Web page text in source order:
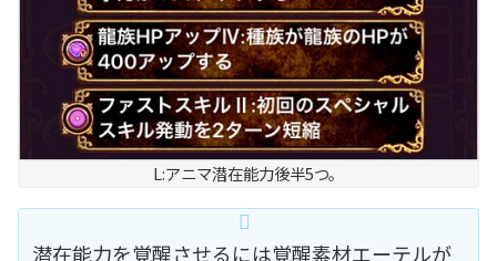
L:アニマ潜在能力後半5つ。
潜在能力を覚醒させるには覚醒素材エーテルが